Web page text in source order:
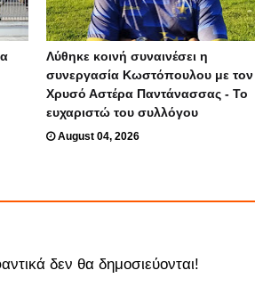
Λύθηκε κοινή συναινέσει η
συνεργασία Κωστόπουλου με τον
Χρυσό Αστέρα Παντάνασσας - Το
ευχαριστώ του συλλόγου
August 04, 2026
δεν θα δημοσιεύονται!